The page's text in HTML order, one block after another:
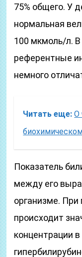
75% общего. У
нормальная
100 мкмоль/л.
референтные
немного
Читать еще: О
Показатель
между его
организме. При
происходит
концентрации